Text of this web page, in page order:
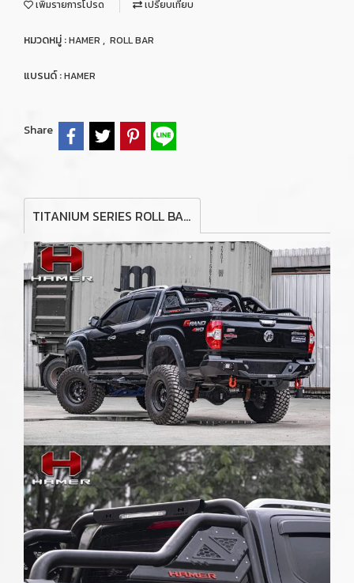
เพิ่มรายการโปรด เปรียบเทียบ
หมวดหมู่ :HAMER , ROLL BAR
แบรนด์ :HAMER
Share
TITANIUM SERIES ROLL BAR FOR MG EXTENDER